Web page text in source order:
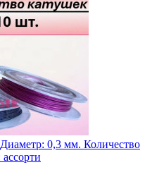
0,3 мм. Количество